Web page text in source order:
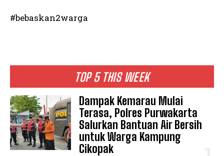
TOP 5 THIS WEEK
Dampak Kemarau Mulai
Terasa, Polres Purwakarta
Salurkan Bantuan Air Bersih
untuk Warga Kampung
Cikopak
#bebaskan2warga